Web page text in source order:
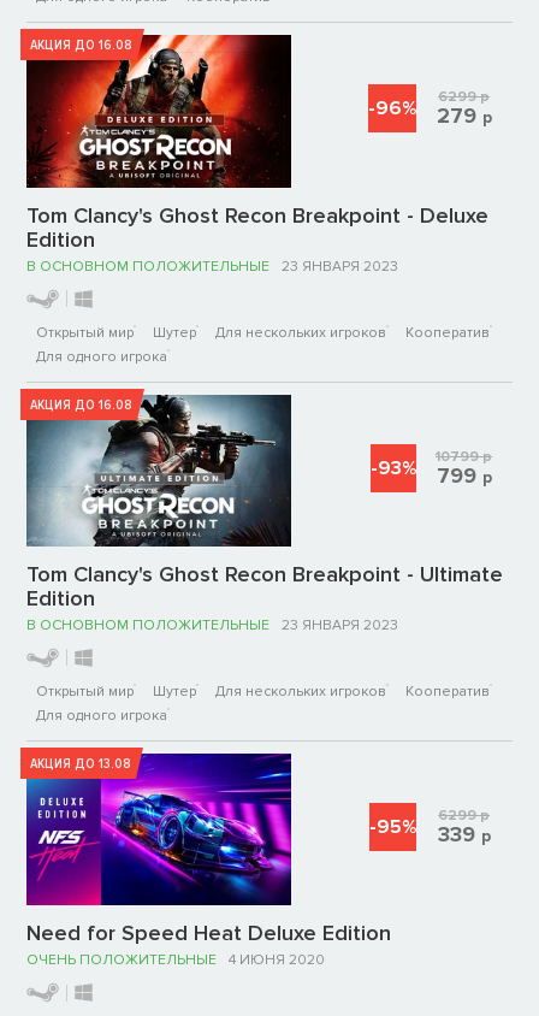
АКЦИЯ ДО 16.08
Tom Clancy's Ghost Recon Breakpoint - Deluxe
Edition
В ОСНОВНОМ ПОЛОЖИТЕЛЬНЫЕ 23 ЯНВАРЯ 2023
Открытый мир Шутер Для нескольких игроков
Кооператив
Для одного игрока
-96% 6299р
279 р
АКЦИЯ ДО 16.08
Tom Clancy's Ghost Recon Breakpoint - Ultimate
Edition
В ОСНОВНОМ ПОЛОЖИТЕЛЬНЫЕ 23 ЯНВАРЯ 2023
Открытый мир Шутер Для нескольких игроков
Кооператив
Для одного игрока
-93% 10799р
799 р
АКЦИЯ ДО 13.08
Need for Speed Heat Deluxe Edition
ОЧЕНЬ ПОЛОЖИТЕЛЬНЫЕ 4 ИЮНЯ 2020
-95% 6299р
339 р